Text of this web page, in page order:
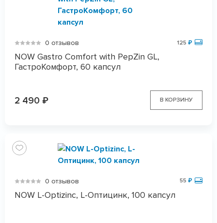
0 отзывов 125 ₽
NOW Gastro Comfort with PepZin GL,
ГастроКомфорт, 60 капсул
2 490 ₽ В КОРЗИНУ
0 отзывов 55 ₽
NOW L-Optizinc, L-Оптицинк, 100 капсул